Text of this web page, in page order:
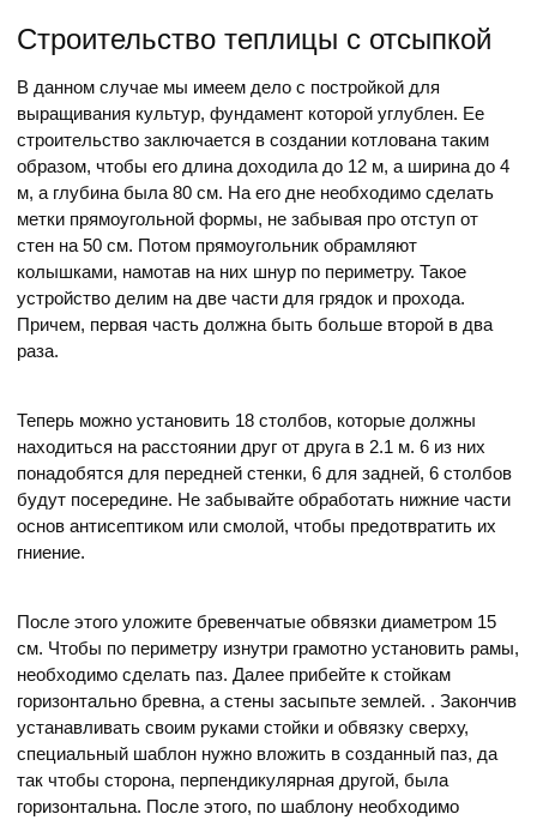
Строительство теплицы с отсыпкой
В данном случае мы имеем дело с постройкой для
выращивания культур, фундамент которой углублен. Ее
строительство заключается в создании котлована таким
образом, чтобы его длина доходила до 12 м, а ширина до 4
м, а глубина была 80 см. На его дне необходимо сделать
метки прямоугольной формы, не забывая про отступ от
стен на 50 см. Потом прямоугольник обрамляют
колышками, намотав на них шнур по периметру. Такое
устройство делим на две части для грядок и прохода.
Причем, первая часть должна быть больше второй в два
раза.
Теперь можно установить 18 столбов, которые должны
находиться на расстоянии друг от друга в 2.1 м. 6 из них
понадобятся для передней стенки, 6 для задней, 6 столбов
будут посередине. Не забывайте обработать нижние части
основ антисептиком или смолой, чтобы предотвратить их
гниение.
После этого уложите бревенчатые обвязки диаметром 15
см. Чтобы по периметру изнутри грамотно установить рамы,
необходимо сделать паз. Далее прибейте к стойкам
горизонтально бревна, а стены засыпьте землей. . Закончив
устанавливать своим руками стойки и обвязку сверху,
специальный шаблон нужно вложить в созданный паз, да
так чтобы сторона, перпендикулярная другой, была
горизонтальна. После этого, по шаблону необходимо